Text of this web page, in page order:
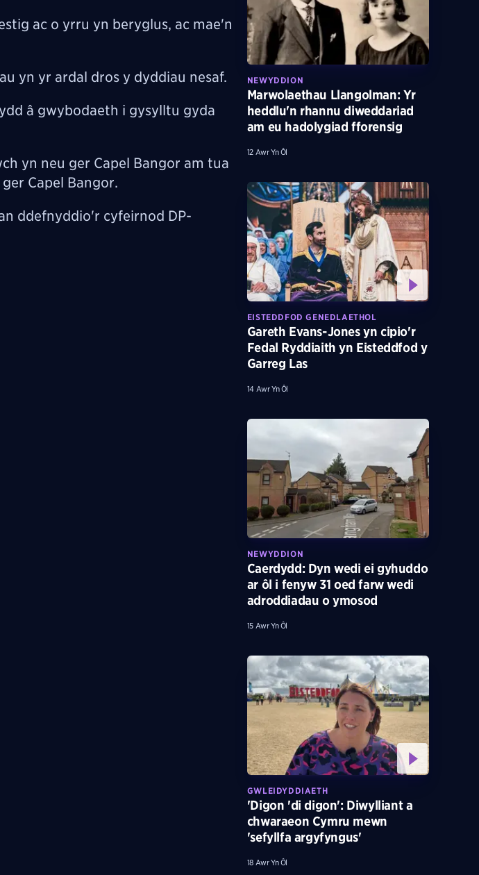
ac o yrru yn beryglus, ac mae'n
yn yr ardal dros y dyddiau nesaf.
â gwybodaeth i gysylltu gyda
yn neu ger Capel Bangor am tua
Capel Bangor.
ddefnyddio'r cyfeirnod DP-
NEWYDDION
Marwolaethau Llangolman: Yr
heddlu'n rhannu diweddariad
am eu hadolygiad fforensig
12 Awr Yn Ôl
EISTEDDFOD GENEDLAETHOL
Gareth Evans-Jones yn cipio'r
Fedal Ryddiaith yn Eisteddfod y
Garreg Las
14 Awr Yn Ôl
NEWYDDION
Caerdydd: Dyn wedi ei gyhuddo
ar ôl i fenyw 31 oed farw wedi
adroddiadau o ymosod
15 Awr Yn Ôl
GWLEIDYDDIAETH
'Digon 'di digon': Diwylliant a
chwaraeon Cymru mewn
'sefyllfa argyfyngus'
18 Awr Yn Ôl